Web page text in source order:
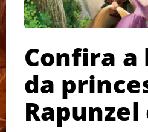
Confira
da